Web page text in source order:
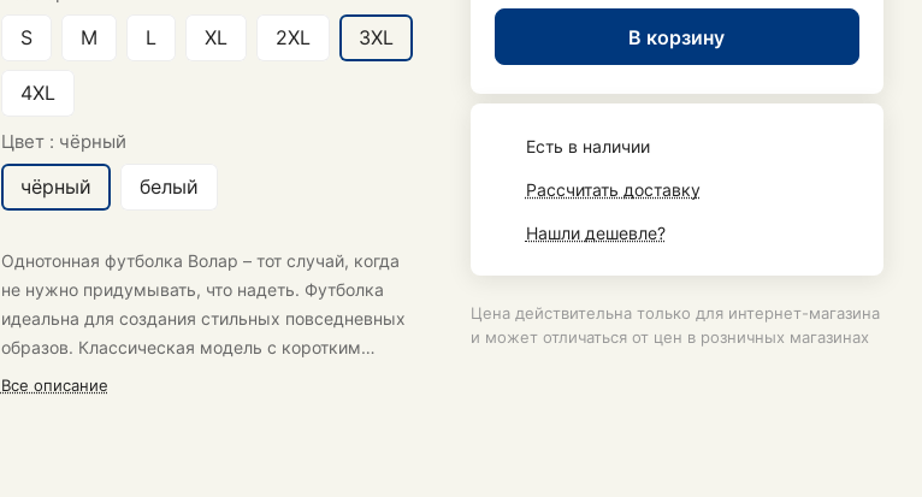
S M L XL 2XL 3XL
4XL
Цвет : чёрный
чёрный белый
Однотонная футболка Волар – тот случай, когда
не нужно придумывать, что надеть. Футболка
идеальна для создания стильных повседневных
образов. Классическая модель с коротким
рукавом.
Все описание
В корзину
Есть в наличии
Рассчитать доставку
Нашли дешевле?
Цена действительна только для интернет-магазина
и может отличаться от цен в розничных магазинах